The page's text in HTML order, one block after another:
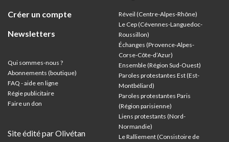
Créer un compte
Newsletters
Qui sommes-nous ?
Abonnements (boutique)
FAQ - aide en ligne
Régie publicitaire
Faire un don
Site édité par Olivétan
Réveil (Centre-Alpes-Rhône)
Le Cep (Cévennes-Languedoc-
Roussillon)
Échanges (Provence-Alpes-
Corse-Côte-d’Azur)
Ensemble (Région Sud-Ouest)
Paroles protestantes Est (Est-
Montbéliard)
Paroles protestantes Paris
(Région parisienne)
Liens protestants (Nord-
Normandie)
Le Ralliement (Consistoire de